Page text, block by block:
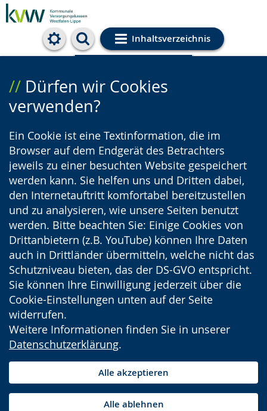
Inhaltsverzeichnis
Cookie-Einstellungen
Dürfen wir Cookies
verwenden?
Ein Cookie ist eine Textinformation, die im
Browser auf dem Endgerät des Betrachters
jeweils zu einer besuchten Website gespeichert
werden kann. Sie helfen uns und Dritten dabei,
den Internetauftritt komfortabel bereitzustellen
und zu analysieren, wie unsere Seiten benutzt
werden. Bitte beachten Sie: Einige Cookies von
Drittanbietern (z.B. YouTube) können Ihre Daten
auch in Drittländer übermitteln, welche nicht das
Schutzniveau bieten, das der DS-GVO entspricht.
Sie können Ihre Einwilligung jederzeit über die
Cookie-Einstellungen unten auf der Seite
widerrufen.
Weitere Informationen finden Sie in unserer
Datenschutzerklärung.
Alle akzeptieren
Alle ablehnen